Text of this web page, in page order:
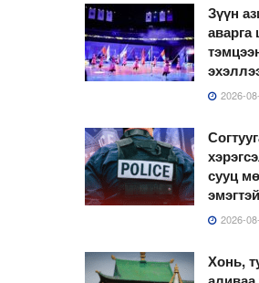
Зүүн
аварга
2026-
сууц
2026-
Хонь,